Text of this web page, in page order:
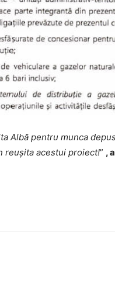
Albă pentru munca
reușita acestui proiect!” ,